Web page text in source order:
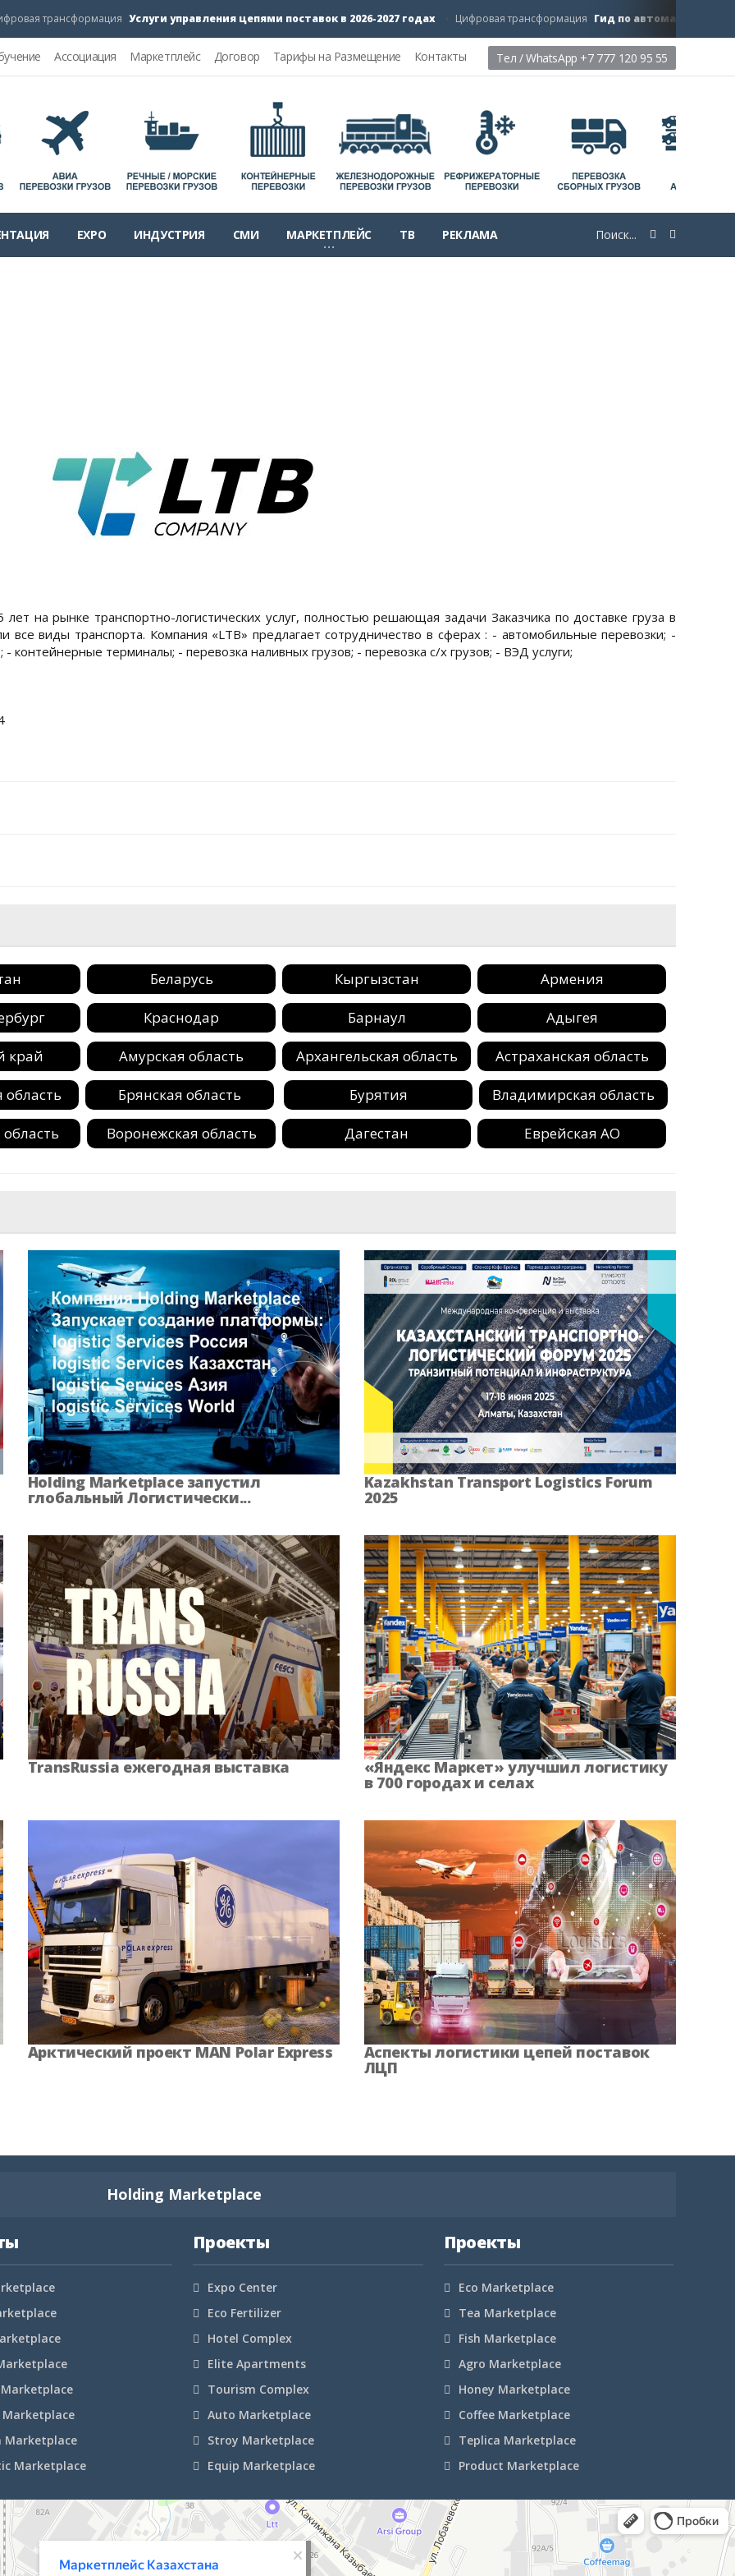
трансформация Услуги управления цепями поставок в 2026-2027 годах Цифровая трансформация Гид по автоматизации
Тел / WhatsApp +7 777 120 95 55
Ассоциация Маркетплейс Договор Тарифы на Размещение Контакты
EXPO ИНДУСТРИЯ СМИ МАРКЕТПЛЕЙС ТВ РЕКЛАМА
на рынке транспортно-логистических услуг, полностью решающая задачи Заказчика по доставке груза в
виды транспорта. Компания «LTB» предлагает сотрудничество в сферах : - автомобильные перевозки; -
терминалы; - перевозка наливных грузов; - перевозка с/х грузов; - ВЭД услуги;
Беларусь Кыргызстан Армения
Краснодар Барнаул Адыгея
край Амурская область Архангельская область Астраханская область
область Брянская область Бурятия Владимирская область
Воронежская область Дагестан Еврейская АО
Кемеровская область Кировская область Коми
Краснодарский край Красноярский край Крым
Ленинградская область Липецкая область Магаданская область
Московская область Мурманская область Ненецкий АО
область Новосибирская область Омская область Оренбургская область
Пермский край Приморский край Псковская область
Самарская область Саратовская область
область Северная Осетия Смоленская область Ставропольский край
Татарстан Тверская область Томская область
Тюменская область Удмуртская Республика Ульяновская область
Ханты-Мансийский АО Херсонская область Челябинская область
Чукотский АО Ямало-Ненецкий АО Ярославская область
Holding Marketplace запустил
глобальный Логистически...
Kazakhstan Transport Logistics Forum
2025
TransRussia ежегодная выставка «Яндекс Маркет» улучшил логистику
в 700 городах и селах
Арктический проект MAN Polar Express Аспекты логистики цепей поставок
ЛЦП
Holding Marketplace
Marketplace
Marketplace
Marketplace
Проекты
Expo Center
Eco Fertilizer
Hotel Complex
Elite Apartments
Tourism Complex
Auto Marketplace
Stroy Marketplace
Equip Marketplace
Проекты
Eco Marketplace
Tea Marketplace
Fish Marketplace
Agro Marketplace
Honey Marketplace
Coffee Marketplace
Teplica Marketplace
Product Marketplace